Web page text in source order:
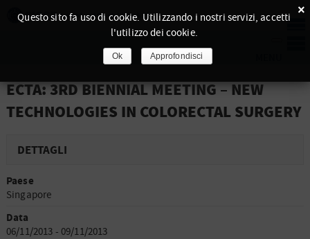
ECTA: 3RD BIENNIAL MEETING – NEW
TECHNOLOGIES IN COLORECTAL SURGERY
DETTAGLI
Paese
Singapore
Data
06/11/2013 - 09/11/2013
×
Questo sito fa uso di cookie. Utilizzando i nostri servizi, accetti
l'utilizzo dei cookie.
Ok Approfondisci